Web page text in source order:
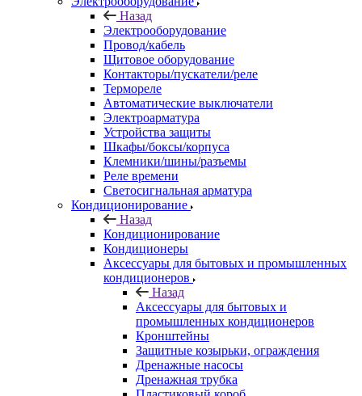
Назад
Электрооборудование
Провод/кабель
Щитовое оборудование
Контакторы/пускатели/реле
Термореле
Автоматические выключатели
Электроарматура
Устройства защиты
Шкафы/боксы/корпуса
Клемники/шины/разъемы
Реле времени
Светосигнальная арматура
Кондиционирование
Назад
Кондиционирование
Кондиционеры
Аксессуары для бытовых и промышленных
кондиционеров
Назад
Аксессуары для бытовых и
промышленных кондиционеров
Кронштейны
Защитные козырьки, ограждения
Дренажные насосы
Дренажная трубка